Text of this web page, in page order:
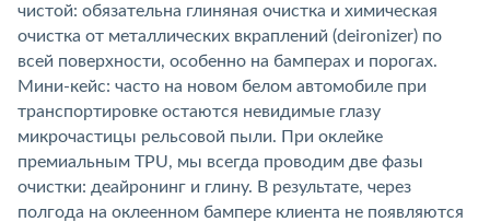
чистой: обязательна глиняная очистка и химическая
очистка от металлических вкраплений (deironizer) по
сей поверхности, особенно на бамперах и порогах.
Мини-кейс: часто на новом белом автомобиле при
транспортировке остаются невидимые глазу
микрочастицы рельсовой пыли. При оклейке
премиальным TPU, мы всегда проводим две фазы
очистки: деайронинг и глину. В результате, через
полгода на оклеенном бампере клиента не появляются